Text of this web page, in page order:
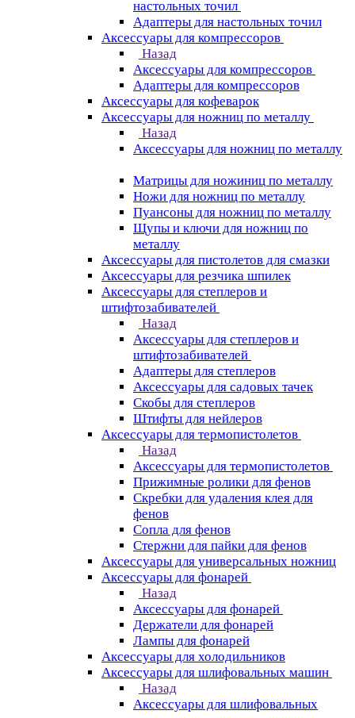
настольных точил
Адаптеры для настольных точил
Аксессуары для компрессоров
Назад
Аксессуары для компрессоров
Адаптеры для компрессоров
Аксессуары для кофеварок
Аксессуары для ножниц по металлу
Назад
Аксессуары для ножниц по металлу
Матрицы для ножиниц по металлу
Ножи для ножниц по металлу
Пуансоны для ножниц по металлу
Щупы и ключи для ножниц по
металлу
Аксессуары для пистолетов для смазки
Аксессуары для резчика шпилек
Аксессуары для степлеров и
штифтозабивателей
Назад
Аксессуары для степлеров и
штифтозабивателей
Адаптеры для степлеров
Аксессуары для садовых тачек
Скобы для степлеров
Штифты для нейлеров
Аксессуары для термопистолетов
Назад
Аксессуары для термопистолетов
Прижимные ролики для фенов
Скребки для удаления клея для
фенов
Сопла для фенов
Стержни для пайки для фенов
Аксессуары для универсальных ножниц
Аксессуары для фонарей
Назад
Аксессуары для фонарей
Держатели для фонарей
Лампы для фонарей
Аксессуары для холодильников
Аксессуары для шлифовальных машин
Назад
Аксессуары для шлифовальных